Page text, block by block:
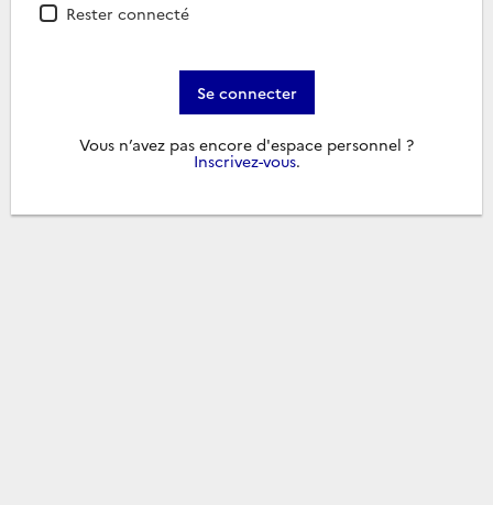
Rester connecté
Se connecter
Vous n’avez pas encore d'espace personnel ?
Inscrivez-vous.